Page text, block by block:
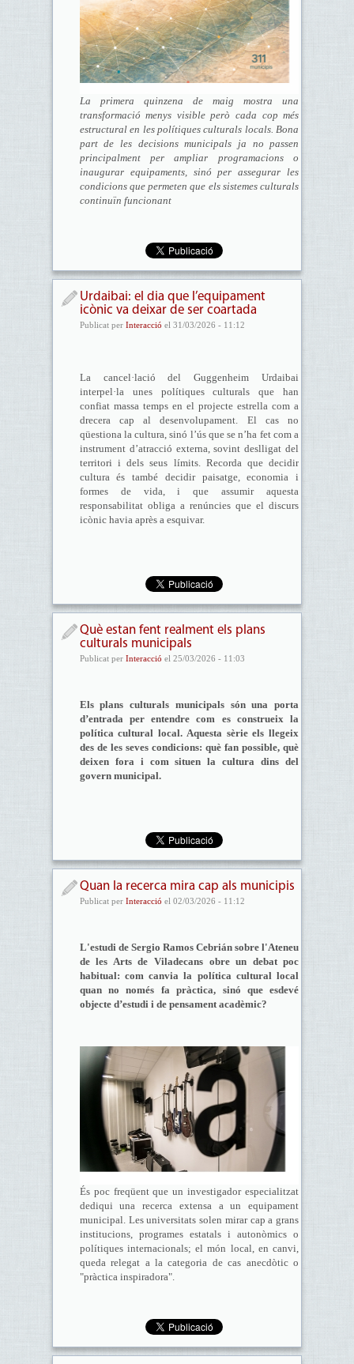
La primera quinzena de maig mostra una
transformació menys visible però cada cop més
estructural en les polítiques culturals locals. Bona
part de les decisions municipals ja no passen
principalment per ampliar programacions o
inaugurar equipaments, sinó per assegurar les
condicions que permeten que els sistemes culturals
continuïn funcionant
Urdaibai: el dia que l’equipament
icònic va deixar de ser coartada
Publicat per Interacció el 31/03/2026 - 11:12
La cancel·lació del Guggenheim Urdaibai
interpel·la unes polítiques culturals que han
confiat massa temps en el projecte estrella com a
drecera cap al desenvolupament. El cas no
qüestiona la cultura, sinó l’ús que se n’ha fet com a
instrument d’atracció externa, sovint deslligat del
territori i dels seus límits. Recorda que decidir
cultura és també decidir paisatge, economia i
formes de vida, i que assumir aquesta
responsabilitat obliga a renúncies que el discurs
icònic havia après a esquivar.
Què estan fent realment els plans
culturals municipals
Publicat per Interacció el 25/03/2026 - 11:03
Els plans culturals municipals són una porta
d’entrada per entendre com es construeix la
política cultural local. Aquesta sèrie els llegeix
des de les seves condicions: què fan possible, què
deixen fora i com situen la cultura dins del
govern municipal.
Quan la recerca mira cap als municipis
Publicat per Interacció el 02/03/2026 - 11:12
L'estudi de Sergio Ramos Cebrián sobre l'Ateneu
de les Arts de Viladecans obre un debat poc
habitual: com canvia la política cultural local
quan no només fa pràctica, sinó que esdevé
objecte d’estudi i de pensament acadèmic?
És poc freqüent que un investigador especialitzat
dediqui una recerca extensa a un equipament
municipal. Les universitats solen mirar cap a grans
institucions, programes estatals i autonòmics o
polítiques internacionals; el món local, en canvi,
queda relegat a la categoria de cas anecdòtic o
"pràctica inspiradora".